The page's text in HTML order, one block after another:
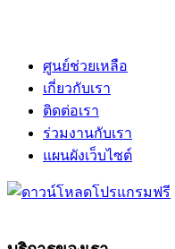
ศูนย์ช่วยเหลือ
เกี่ยวกับเรา
ติดต่อเรา
ร่วมงานกับเรา
แผนผังเว็บไซต์